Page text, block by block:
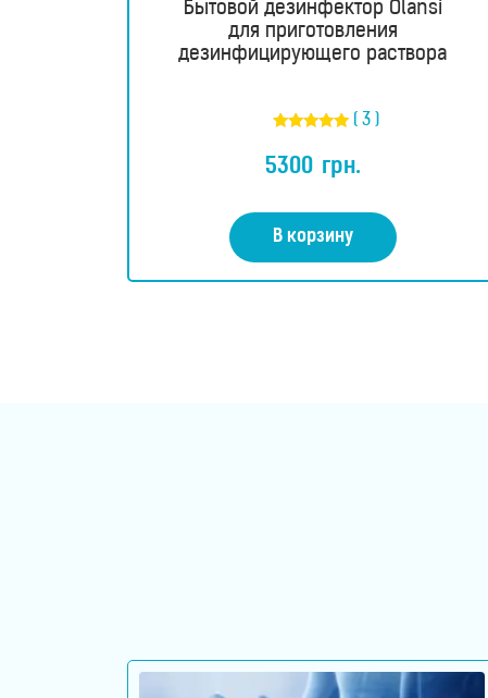
бутылки
Бытовой дезинфектор Olansi
для приготовления
дезинфицирующего раствора
5.00
из 5
( 3 )
5300 грн.
В корзину